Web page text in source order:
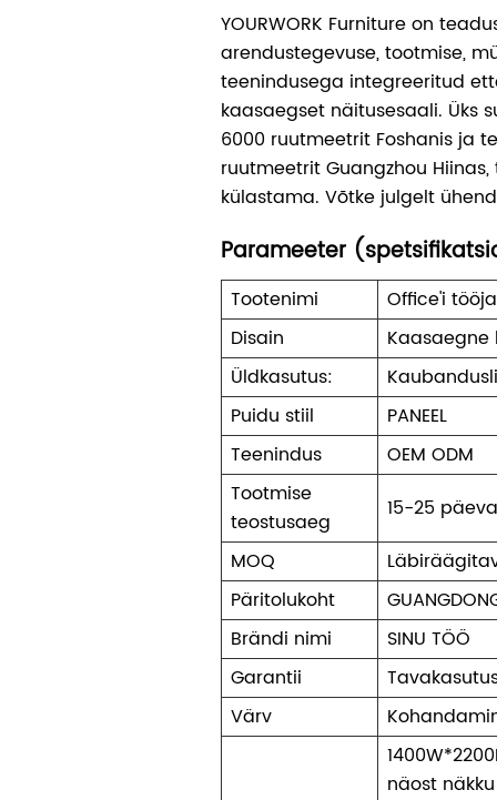
YOURWORK Furniture on
arendustegevuse, tootmise,
teenindusega integreeritud
kaasaegset näitusesaali. Üks
6000 ruutmeetrit Foshanis ja
ruutmeetrit Guangzhou
külastama. Võtke julgelt
Parameeter
Tootenimi
Office'i
Disain
Üldkasutus:
Puidu stiil
PANEEL
Teenindus
OEM ODM
Tootmise
teostusaeg
15-25
MOQ
Päritolukoht
Brändi nimi
SINU TÖÖ
Garantii
Värv
näost